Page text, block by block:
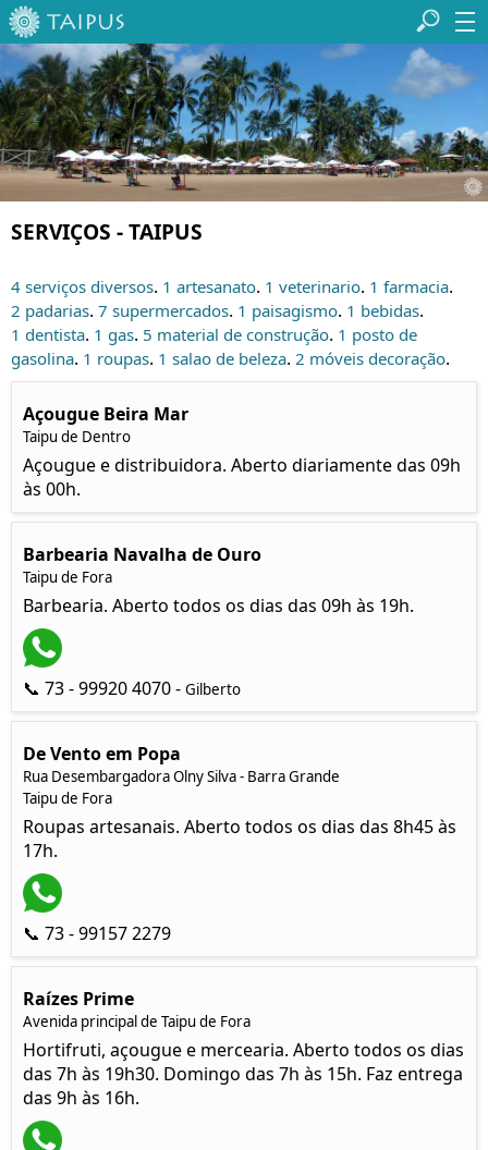
SERVIÇOS - TAIPUS
4 serviços diversos. 1 artesanato. 1 veterinario. 1 farmacia.
2 padarias. 7 supermercados. 1 paisagismo. 1 bebidas.
1 dentista. 1 gas. 5 material de construção. 1 posto de
gasolina. 1 roupas. 1 salao de beleza. 2 móveis decoração.
Açougue Beira Mar
Taipu de Dentro
Açougue e distribuidora. Aberto diariamente das 09h
às 00h.
Barbearia Navalha de Ouro
Taipu de Fora
Barbearia. Aberto todos os dias das 09h às 19h.
📞 73 - 99920 4070 - Gilberto
De Vento em Popa
Rua Desembargadora Olny Silva - Barra Grande
Taipu de Fora
Roupas artesanais. Aberto todos os dias das 8h45 às
17h.
📞 73 - 99157 2279
Raízes Prime
Avenida principal de Taipu de Fora
Hortifruti, açougue e mercearia. Aberto todos os dias
das 7h às 19h30. Domingo das 7h às 15h. Faz entrega
das 9h às 16h.